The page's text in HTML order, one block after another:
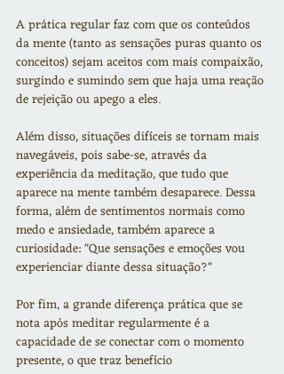
A prática regular faz com que os conteúdos
da mente (tanto as sensações puras quanto os
conceitos) sejam aceitos com mais compaixão,
surgindo e sumindo sem que haja uma reação
de rejeição ou apego a eles.
Além disso, situações difíceis se tornam mais
navegáveis, pois sabe-se, através da
experiência da meditação, que tudo que
aparece na mente também desaparece. Dessa
forma, além de sentimentos normais como
medo e ansiedade, também aparece a
curiosidade: "Que sensações e emoções vou
experienciar diante dessa situação?"
Por fim, a grande diferença prática que se
nota após meditar regularmente é a
capacidade de se conectar com o momento
presente, o que traz benefício